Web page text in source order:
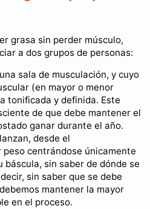
grasa sin perder músculo,
a dos grupos de personas:
sala de musculación, y cuyo
(en mayor o menor
tonificada y definida. Este
de que debe mantener el
ganar durante el año.
desde el
centrándose únicamente
báscula, sin saber de dónde se
sin saber que se debe
mantener la mayor
en el proceso.